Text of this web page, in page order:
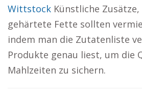
Wittstock Künstliche
gehärtete Fette sollten
indem man die Zutatenliste
Produkte genau liest, um die
Mahlzeiten zu sichern.